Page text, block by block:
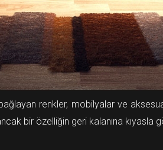
renkler, mobilyalar ve
bir özelliğin geri kalanına kıyasla